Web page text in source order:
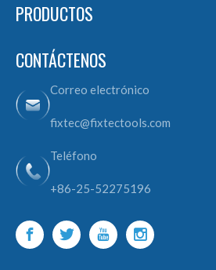
PRODUCTOS
CONTÁCTENOS
Correo electrónico
fixtec@fixtectools.com
Teléfono
+86-25-52275196